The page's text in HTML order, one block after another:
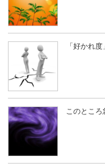
「好かれ
このところ